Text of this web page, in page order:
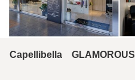
Capellibella GLAMOROUS